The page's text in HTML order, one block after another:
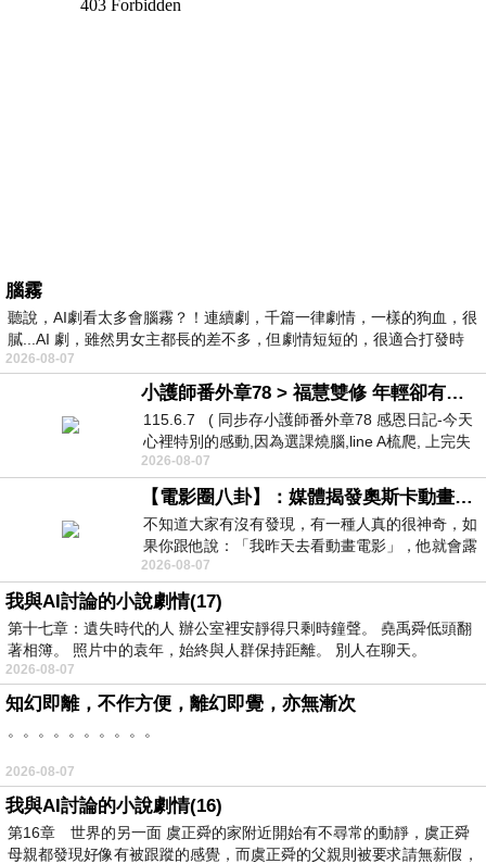
腦霧
聽說，AI劇看太多會腦霧？！連續劇，千篇一律劇情，一樣的狗血，很
膩...AI 劇，雖然男女主都長的差不多，但劇情短短的，很適合打發時
2026-08-07
小護師番外章78 > 福慧雙修 年輕卻有個老靈魂 ㄑ金剛經〉podcast
115.6.7 ( 同步存小護師番外章78 感恩日記-今天
心裡特別的感動,因為選課燒腦,line A梳爬, 上完失
智課的她,特來傾
2026-08-07
【電影圈八卦】：媒體揭發奧斯卡動畫項目投票醜聞！好萊塢為什麼看不起動畫電影？
不知道大家有沒有發現，有一種人真的很神奇，如
果你跟他說：「我昨天去看動畫電影」，他就會露
出一種慈祥的微笑，然後問你是不是陪小
2026-08-07
我與AI討論的小說劇情(17)
第十七章：遺失時代的人 辦公室裡安靜得只剩時鐘聲。 堯禹舜低頭翻
著相簿。 照片中的袁年，始終與人群保持距離。 別人在聊天。
2026-08-07
知幻即離，不作方便，離幻即覺，亦無漸次
。。。。。。。。。。
2026-08-07
我與AI討論的小說劇情(16)
第16章 世界的另一面 虞正舜的家附近開始有不尋常的動靜，虞正舜
母親都發現好像有被跟蹤的感覺，而虞正舜的父親則被要求請無薪假，